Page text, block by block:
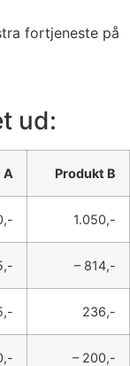
fortjeneste på
ud:
A Produkt B
1.050,-
– 814,-
236,-
– 200,-